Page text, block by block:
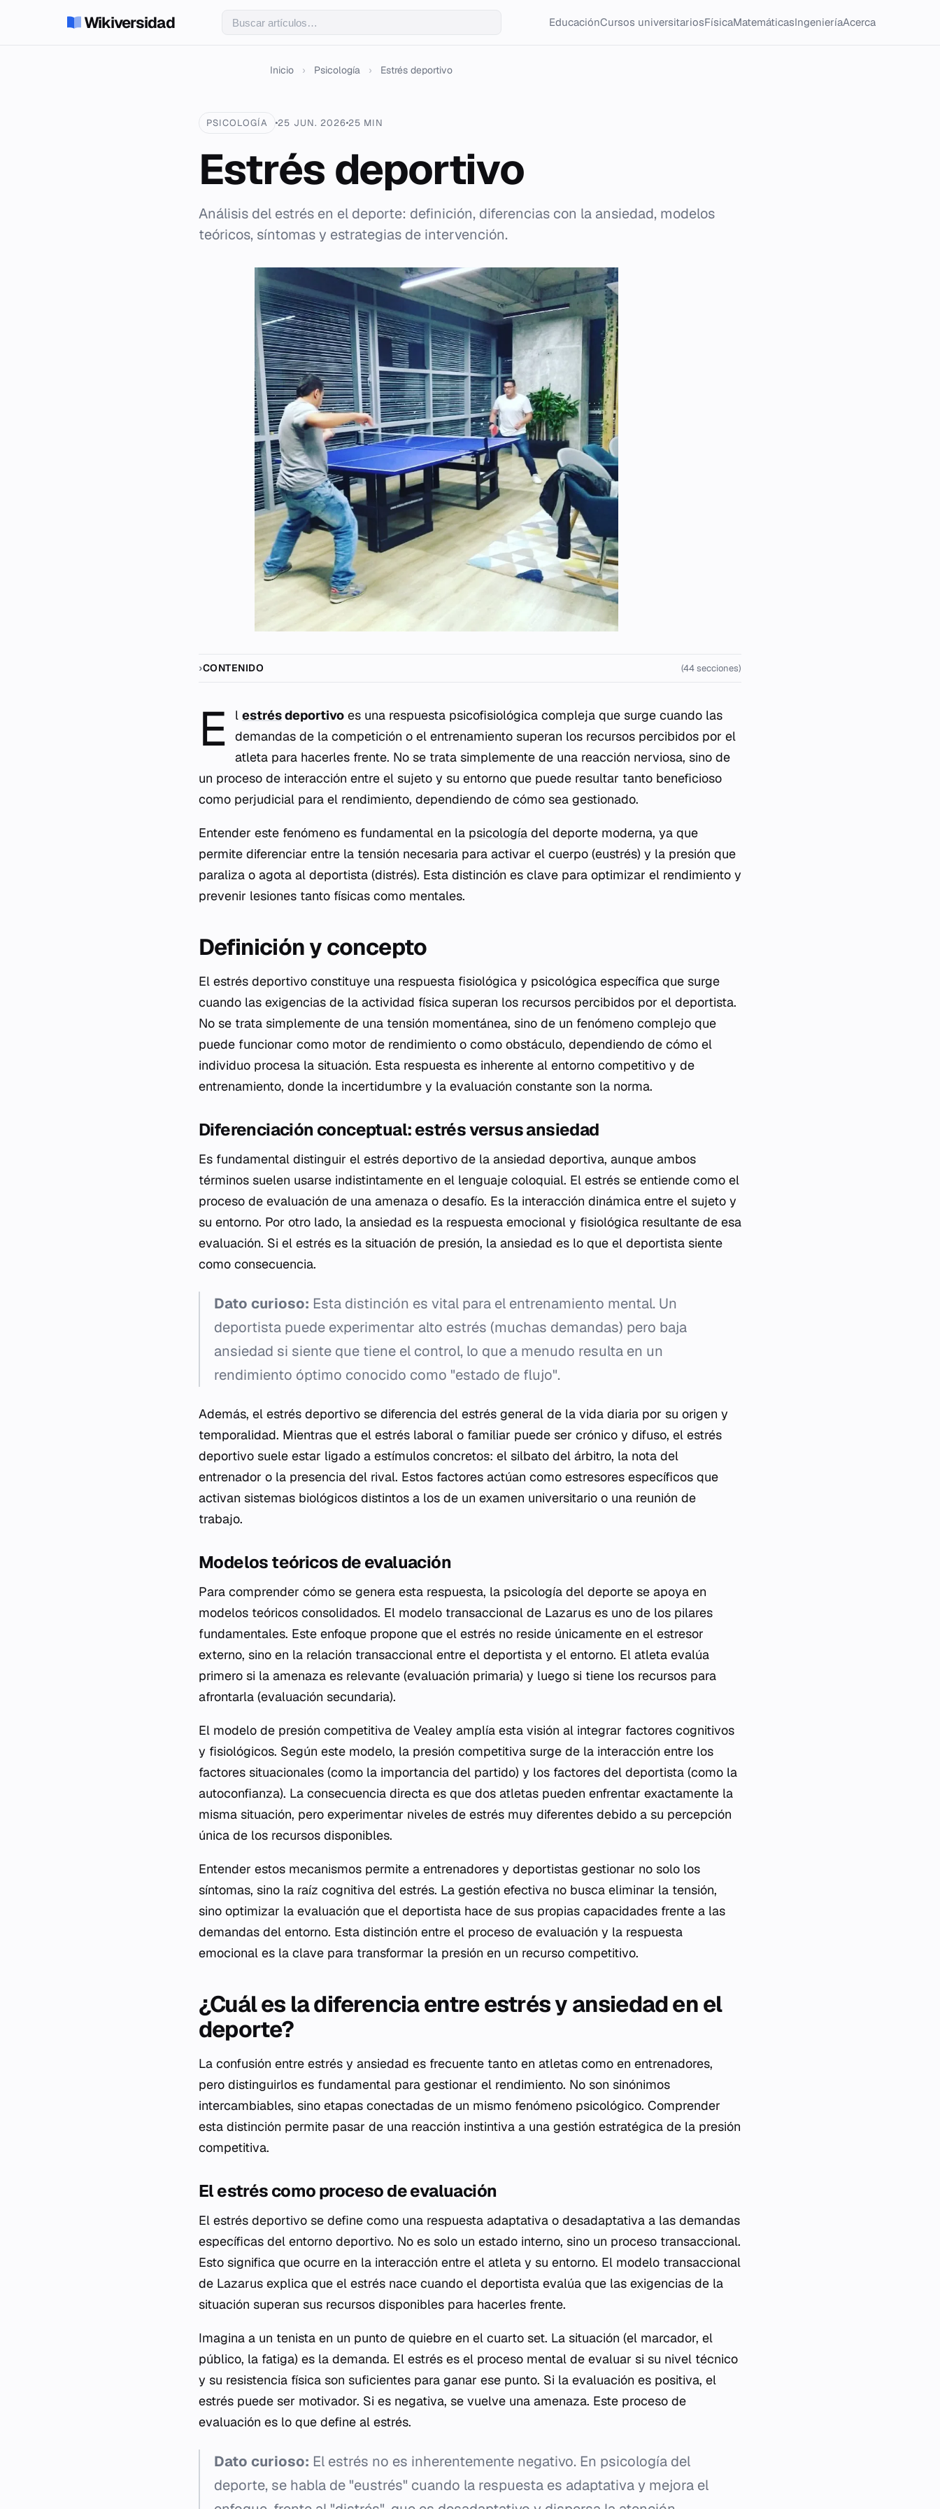
Wikiversidad EducaciónCursos universitariosFísicaMatemáticasIngenieríaAcerca
Inicio › Psicología › Estrés deportivo
PSICOLOGÍA 25 JUN. 2026 25 MIN
Estrés deportivo
Análisis del estrés en el deporte: definición, diferencias con la ansiedad, modelos
teóricos, síntomas y estrategias de intervención.
CONTENIDO (44 secciones)
E lestrésdeportivo es una respuesta psicofisiológica compleja que surge cuando las
demandas de la competición o el entrenamiento superan los recursos percibidos por el
atleta para hacerles frente. No se trata simplemente de una reacción nerviosa, sino de
un proceso de interacción entre el sujeto y su entorno que puede resultar tanto beneficioso
como perjudicial para el rendimiento, dependiendo de cómo sea gestionado.
Entender este fenómeno es fundamental en la psicología del deporte moderna, ya que
permite diferenciar entre la tensión necesaria para activar el cuerpo (eustrés) y la presión que
paraliza o agota al deportista (distrés). Esta distinción es clave para optimizar el rendimiento y
prevenir lesiones tanto físicas como mentales.
Definición y concepto
El estrés deportivo constituye una respuesta fisiológica y psicológica específica que surge
cuando las exigencias de la actividad física superan los recursos percibidos por el deportista.
No se trata simplemente de una tensión momentánea, sino de un fenómeno complejo que
puede funcionar como motor de rendimiento o como obstáculo, dependiendo de cómo el
individuo procesa la situación. Esta respuesta es inherente al entorno competitivo y de
entrenamiento, donde la incertidumbre y la evaluación constante son la norma.
Diferenciación conceptual: estrés versus ansiedad
Es fundamental distinguir el estrés deportivo de la ansiedad deportiva, aunque ambos
términos suelen usarse indistintamente en el lenguaje coloquial. El estrés se entiende como el
proceso de evaluación de una amenaza o desafío. Es la interacción dinámica entre el sujeto y
su entorno. Por otro lado, la ansiedad es la respuesta emocional y fisiológica resultante de esa
evaluación. Si el estrés es la situación de presión, la ansiedad es lo que el deportista siente
como consecuencia.
Dato curioso: Esta distinción es vital para el entrenamiento mental. Un
deportista puede experimentar alto estrés (muchas demandas) pero baja
ansiedad si siente que tiene el control, lo que a menudo resulta en un
rendimiento óptimo conocido como "estado de flujo".
Además, el estrés deportivo se diferencia del estrés general de la vida diaria por su origen y
temporalidad. Mientras que el estrés laboral o familiar puede ser crónico y difuso, el estrés
deportivo suele estar ligado a estímulos concretos: el silbato del árbitro, la nota del
entrenador o la presencia del rival. Estos factores actúan como estresores específicos que
activan sistemas biológicos distintos a los de un examen universitario o una reunión de
trabajo.
Modelos teóricos de evaluación
Para comprender cómo se genera esta respuesta, la psicología del deporte se apoya en
modelos teóricos consolidados. El modelo transaccional de Lazarus es uno de los pilares
fundamentales. Este enfoque propone que el estrés no reside únicamente en el estresor
externo, sino en la relación transaccional entre el deportista y el entorno. El atleta evalúa
primero si la amenaza es relevante (evaluación primaria) y luego si tiene los recursos para
afrontarla (evaluación secundaria).
El modelo de presión competitiva de Vealey amplía esta visión al integrar factores cognitivos
y fisiológicos. Según este modelo, la presión competitiva surge de la interacción entre los
factores situacionales (como la importancia del partido) y los factores del deportista (como la
autoconfianza). La consecuencia directa es que dos atletas pueden enfrentar exactamente la
misma situación, pero experimentar niveles de estrés muy diferentes debido a su percepción
única de los recursos disponibles.
Entender estos mecanismos permite a entrenadores y deportistas gestionar no solo los
síntomas, sino la raíz cognitiva del estrés. La gestión efectiva no busca eliminar la tensión,
sino optimizar la evaluación que el deportista hace de sus propias capacidades frente a las
demandas del entorno. Esta distinción entre el proceso de evaluación y la respuesta
emocional es la clave para transformar la presión en un recurso competitivo.
¿Cuál es la diferencia entre estrés y ansiedad en el
deporte?
La confusión entre estrés y ansiedad es frecuente tanto en atletas como en entrenadores,
pero distinguirlos es fundamental para gestionar el rendimiento. No son sinónimos
intercambiables, sino etapas conectadas de un mismo fenómeno psicológico. Comprender
esta distinción permite pasar de una reacción instintiva a una gestión estratégica de la presión
competitiva.
El estrés como proceso de evaluación
El estrés deportivo se define como una respuesta adaptativa o desadaptativa a las demandas
específicas del entorno deportivo. No es solo un estado interno, sino un proceso transaccional.
Esto significa que ocurre en la interacción entre el atleta y su entorno. El modelo transaccional
de Lazarus explica que el estrés nace cuando el deportista evalúa que las exigencias de la
situación superan sus recursos disponibles para hacerles frente.
Imagina a un tenista en un punto de quiebre en el cuarto set. La situación (el marcador, el
público, la fatiga) es la demanda. El estrés es el proceso mental de evaluar si su nivel técnico
y su resistencia física son suficientes para ganar ese punto. Si la evaluación es positiva, el
estrés puede ser motivador. Si es negativa, se vuelve una amenaza. Este proceso de
evaluación es lo que define al estrés.
Dato curioso: El estrés no es inherentemente negativo. En psicología del
deporte, se habla de "eustrés" cuando la respuesta es adaptativa y mejora el